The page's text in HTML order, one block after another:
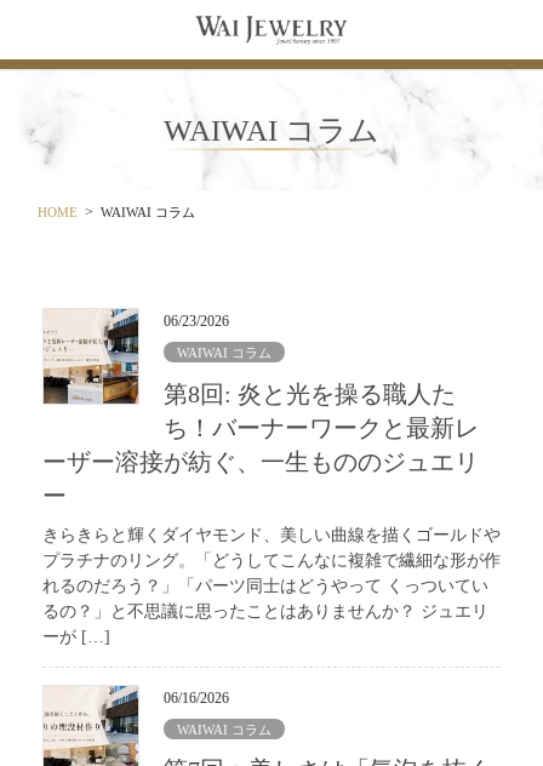
テ
ゲ
WAIWAI コラム
HOME WAIWAI コラム
06/23/2026
WAIWAI コラム
第8回: 炎と光を操る職人た
ち！バーナーワークと最新レ
ーザー溶接が紡ぐ、一生もののジュエリ
ー
きらきらと輝くダイヤモンド、美しい曲線を描くゴールドや
プラチナのリング。「どうしてこんなに複雑で繊細な形が作
れるのだろう？」「パーツ同士はどうやって くっついてい
るの？」と不思議に思ったことはありませんか？ ジュエリ
ーが […]
06/16/2026
WAIWAI コラム